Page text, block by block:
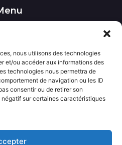
nous utilisons des technologies
et/ou accéder aux informations des
technologies nous permettra de
de navigation ou les ID
consentir ou de retirer son
sur certaines caractéristiques
Accueil
Wishlist